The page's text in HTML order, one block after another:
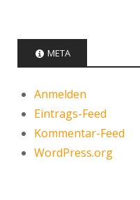
META
Anmelden
Eintrags-Feed
Kommentar-Feed
WordPress.org